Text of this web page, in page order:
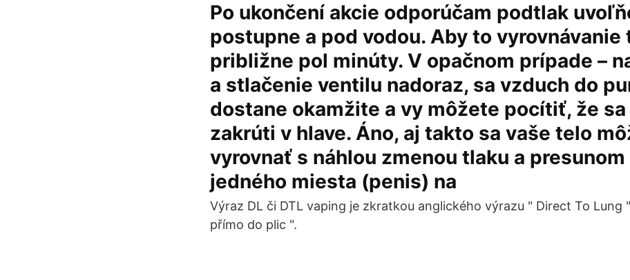
Po ukončení akcie odporúčam podtlak
postupne a pod vodou. Aby to vyrovnávanie
približne pol minúty. V opačnom prípade –
a stlačenie ventilu nadoraz, sa vzduch do
dostane okamžite a vy môžete pocítiť, že sa
zakrúti v hlave. Áno, aj takto sa vaše telo
vyrovnať s náhlou zmenou tlaku a
jedného miesta (penis) na
Výraz DL či DTL vaping je zkratkou anglického výrazu " Direct To Lung
přímo do plic ".